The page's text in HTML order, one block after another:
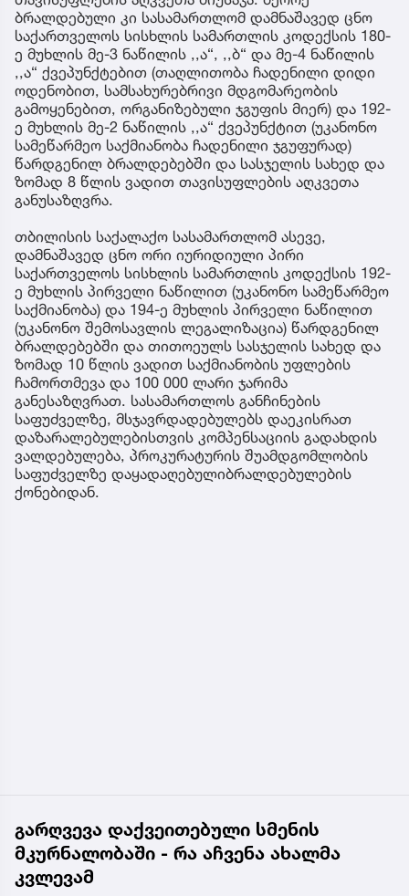
ბრალდებული კი სასამართლომ დამნაშავედ ცნო
საქართველოს სისხლის სამართლის კოდექსის 180-
ე მუხლის მე-3 ნაწილის ,,ა“, ,,ბ“ და მე-4 ნაწილის
,,ა“ ქვეპუნქტებით (თაღლითობა ჩადენილი დიდი
ოდენობით, სამსახურებრივი მდგომარეობის
გამოყენებით, ორგანიზებული ჯგუფის მიერ) და 192-
ე მუხლის მე-2 ნაწილის ,,ა“ ქვეპუნქტით (უკანონო
სამეწარმეო საქმიანობა ჩადენილი ჯგუფურად)
წარდგენილ ბრალდებებში და სასჯელის სახედ და
ზომად 8 წლის ვადით თავისუფლების აღკვეთა
განუსაზღვრა.
თბილისის საქალაქო სასამართლომ ასევე,
დამნაშავედ ცნო ორი იურიდიული პირი
საქართველოს სისხლის სამართლის კოდექსის 192-
ე მუხლის პირველი ნაწილით (უკანონო სამეწარმეო
საქმიანობა) და 194-ე მუხლის პირველი ნაწილით
(უკანონო შემოსავლის ლეგალიზაცია) წარდგენილ
ბრალდებებში და თითოეულს სასჯელის სახედ და
ზომად 10 წლის ვადით საქმიანობის უფლების
ჩამორთმევა და 100 000 ლარი ჯარიმა
განესაზღვრათ. სასამართლოს განჩინების
საფუძველზე, მსჯავრდადებულებს დაეკისრათ
დაზარალებულებისთვის კომპენსაციის გადახდის
ვალდებულება, პროკურატურის შუამდგომლობის
საფუძველზე დაყადაღებულიბრალდებულების
ქონებიდან.
გარღვევა დაქვეითებული სმენის
მკურნალობაში - რა აჩვენა ახალმა
კვლევამ